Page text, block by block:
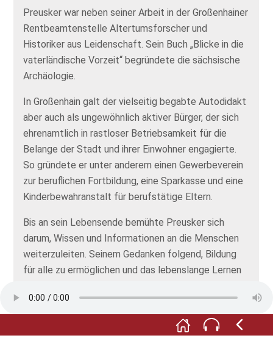
Preusker war neben seiner Arbeit in der Großenhainer
Rentbeamtenstelle Altertumsforscher und
Historiker aus Leidenschaft. Sein Buch „Blicke in die
vaterländische Vorzeit“ begründete die sächsische
Archäologie.
In Großenhain galt der vielseitig begabte Autodidakt
aber auch als ungewöhnlich aktiver Bürger, der sich
ehrenamtlich in rastloser Betriebsamkeit für die
Belange der Stadt und ihrer Einwohner engagierte.
So gründete er unter anderem einen Gewerbeverein
zur beruflichen Fortbildung, eine Sparkasse und eine
Kinderbewahranstalt für berufstätige Eltern.
Bis an sein Lebensende bemühte Preusker sich
darum, Wissen und Informationen an die Menschen
weiterzuleiten. Seinem Gedanken folgend, Bildung
für alle zu ermöglichen und das lebenslange Lernen
eine Bürgerbibliothek zur kostenlosen Nutzung. Sie
war die erste öffentliche Bibliothek Deutschlands.